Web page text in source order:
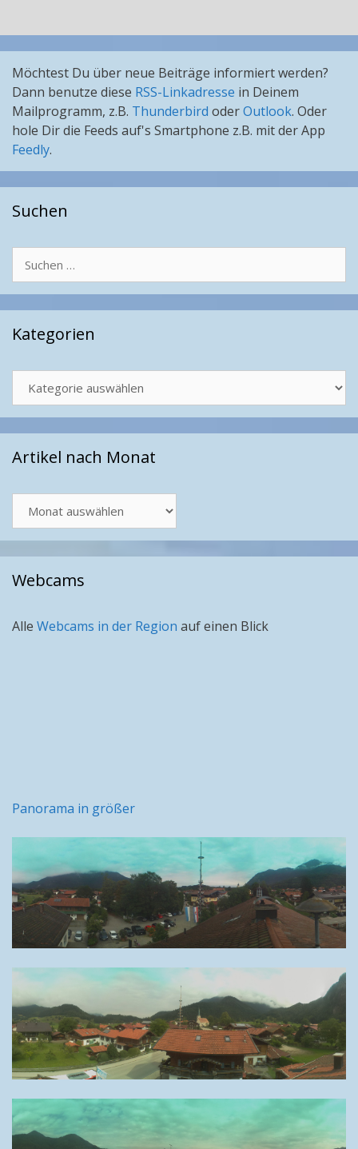
Möchtest Du über neue Beiträge informiert werden?
Dann benutze diese RSS-Linkadresse in Deinem
Mailprogramm, z.B. Thunderbird oderOutlook. Oder
hole Dir die Feeds auf's Smartphone z.B. mit der App
Feedly.
Suchen
nach:
Kategorien
Artikel nach Monat
nach
Monat
Webcams
Alle Webcams in der Region auf einen Blick
Panorama in größer